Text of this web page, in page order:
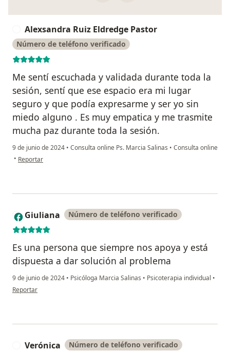
Alexsandra Ruiz Eldredge Pastor
Número de teléfono verificado
Me sentí escuchada y validada durante toda la
sesión, sentí que ese espacio era mi lugar
seguro y que podía expresarme y ser yo sin
miedo alguno . Es muy empatica y me trasmite
mucha paz durante toda la sesión.
9 de junio de 2024 • Consulta online Ps. Marcia Salinas • Consulta online
• en opinión del usuario Alexsandra Ruiz Eldredge Pastor
Reportar
G Giuliana Número de teléfono verificado
Es una persona que siempre nos apoya y está
dispuesta a dar solución al problema
9 de junio de 2024 • Psicóloga Marcia Salinas • Psicoterapia individual •
en opinión del usuario Giuliana
Reportar
Verónica Número de teléfono verificado